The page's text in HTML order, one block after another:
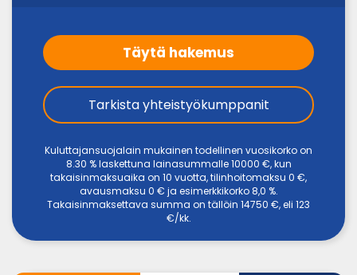
Täytä hakemus
Tarkista yhteistyökumppanit
Kuluttajansuojalain mukainen todellinen vuosikorko on
8.30 % laskettuna lainasummalle 10000 €, kun
takaisinmaksuaika on 10 vuotta, tilinhoitomaksu 0 €,
avausmaksu 0 € ja esimerkkikorko 8,0 %.
Takaisinmaksettava summa on tällöin 14750 €, eli 123
€/kk.